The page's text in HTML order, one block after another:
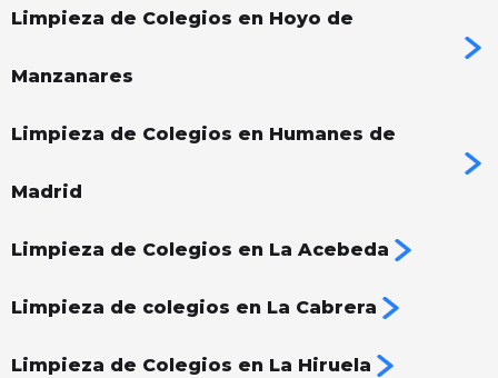
Limpieza de Colegios en Hoyo de
Manzanares
Limpieza de Colegios en Humanes de
Madrid
Limpieza de Colegios en La Acebeda
Limpieza de colegios en La Cabrera
Limpieza de Colegios en La Hiruela